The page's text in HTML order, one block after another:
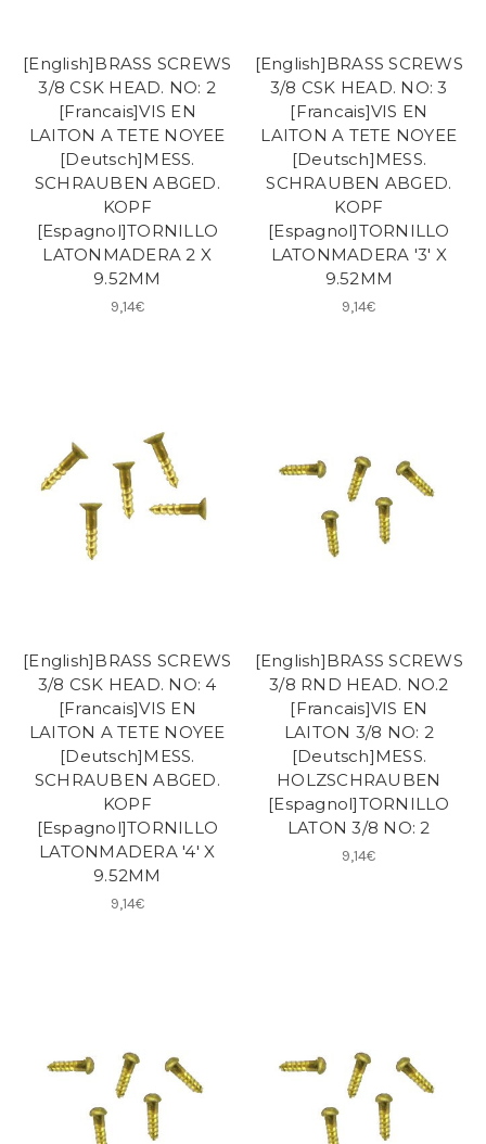
[English]BRASS SCREWS
3/8 CSK HEAD. NO: 2
[Francais]VIS EN
LAITON A TETE NOYEE
[Deutsch]MESS.
SCHRAUBEN ABGED.
KOPF
[Espagnol]TORNILLO
LATONMADERA 2 X
9.52MM
9,14€
[English]BRASS SCREWS
3/8 CSK HEAD. NO: 3
[Francais]VIS EN
LAITON A TETE NOYEE
[Deutsch]MESS.
SCHRAUBEN ABGED.
KOPF
[Espagnol]TORNILLO
LATONMADERA '3' X
9.52MM
9,14€
[English]BRASS SCREWS
3/8 CSK HEAD. NO: 4
[Francais]VIS EN
LAITON A TETE NOYEE
[Deutsch]MESS.
SCHRAUBEN ABGED.
KOPF
[Espagnol]TORNILLO
LATONMADERA '4' X
9.52MM
9,14€
[English]BRASS SCREWS
3/8 RND HEAD. NO.2
[Francais]VIS EN
LAITON 3/8 NO: 2
[Deutsch]MESS.
HOLZSCHRAUBEN
[Espagnol]TORNILLO
LATON 3/8 NO: 2
9,14€